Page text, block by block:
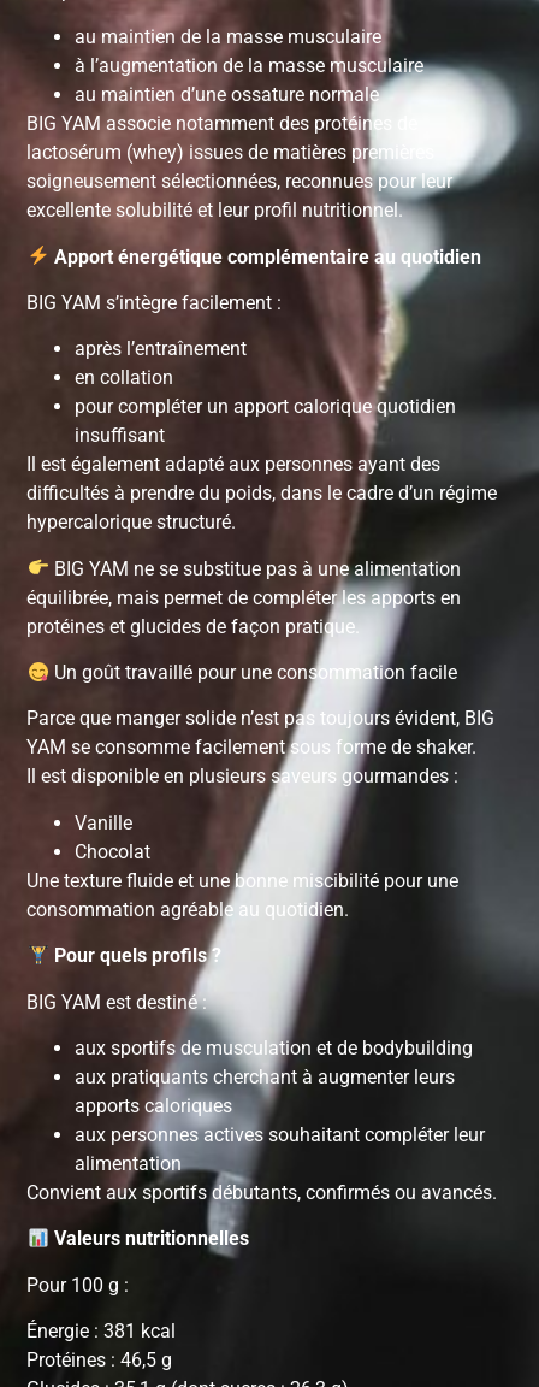
au maintien de la masse musculaire
à l’augmentation de la masse musculaire
au maintien d’une ossature normale
BIG YAM associe notamment des protéines de
lactosérum (whey) issues de matières premières
soigneusement sélectionnées, reconnues pour leur
excellente solubilité et leur profil nutritionnel.
Apport énergétique complémentaire au quotidien
BIG YAM s’intègre facilement :
après l’entraînement
en collation
pour compléter un apport calorique quotidien
insuffisant
Il est également adapté aux personnes ayant des
difficultés à prendre du poids, dans le cadre d’un régime
hypercalorique structuré.
BIG YAM ne se substitue pas à une alimentation
équilibrée, mais permet de compléter les apports en
protéines et glucides de façon pratique.
Un goût travaillé pour une consommation facile
Parce que manger solide n’est pas toujours évident, BIG
YAM se consomme facilement sous forme de shaker.
Il est disponible en plusieurs saveurs gourmandes :
Vanille
Chocolat
Une texture fluide et une bonne miscibilité pour une
consommation agréable au quotidien.
Pour quels profils ?
BIG YAM est destiné :
aux sportifs de musculation et de bodybuilding
aux pratiquants cherchant à augmenter leurs
apports caloriques
aux personnes actives souhaitant compléter leur
alimentation
Convient aux sportifs débutants, confirmés ou avancés.
Valeurs nutritionnelles
Pour 100 g :
Énergie : 381 kcal
Protéines : 46,5 g